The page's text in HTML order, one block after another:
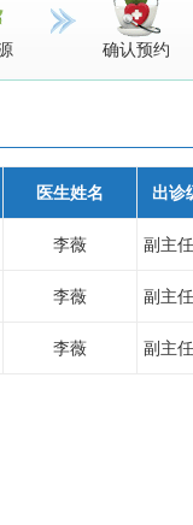
确认预约
医生姓名 出诊
李薇 副主
李薇 副主
李薇 副主